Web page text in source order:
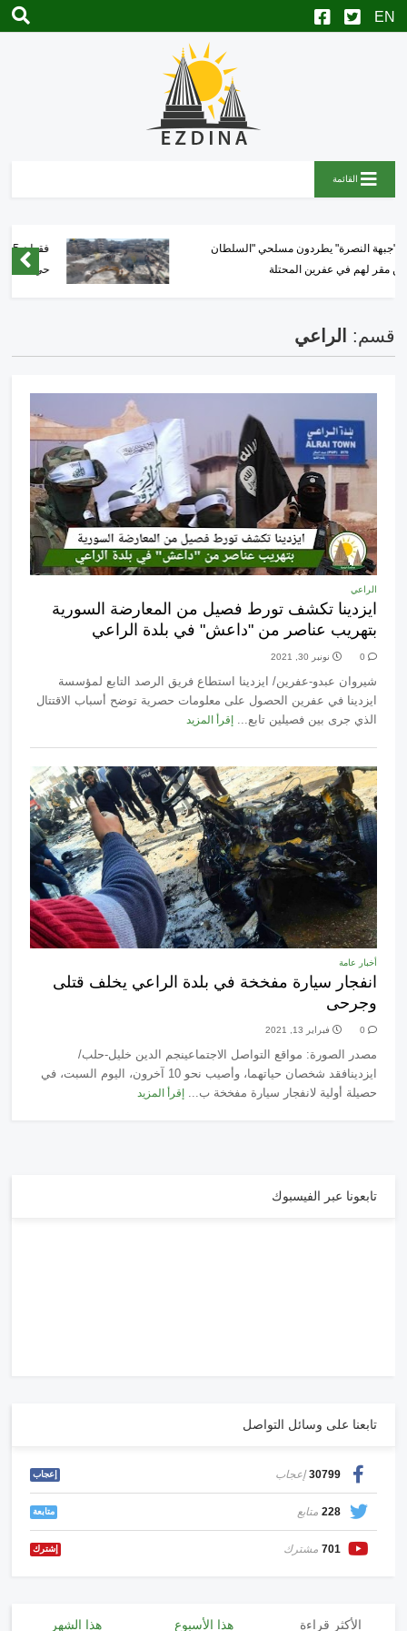
القائمة
فقدان 15 شخصاً لحياتهم بانهيار مبنى سكني في
حي الشيخ مقصود بحلب
قسم: الراعي
الراعي
ايزدينا تكشف تورط فصيل من المعارضة السورية
بتهريب عناصر من "داعش" في بلدة الراعي
0 نونبر 30, 2021
شيروان عبدو-عفرين/ ايزدينا استطاع فريق الرصد التابع لمؤسسة
ايزدينا في عفرين الحصول على معلومات حصرية توضح أسباب الاقتتال
الذي جرى بين فصيلين تابع...
إقرأ المزيد
أخبار عامة
انفجار سيارة مفخخة في بلدة الراعي يخلف قتلى
وجرحى
0 فبراير 13, 2021
مصدر الصورة: مواقع التواصل الاجتماعينجم الدين خليل-حلب/
ايزدينافقد شخصان حياتهما، وأصيب نحو 10 آخرون، اليوم السبت، في
حصيلة أولية لانفجار سيارة مفخخة ب...
إقرأ المزيد
تابعونا عبر الفيسبوك
تابعنا على وسائل التواصل
30799 إعجاب إعجاب
228 متابع متابعة
701 مشترك إشترك
الأكثر قراءة هذا الأسبوع هذا الشهر